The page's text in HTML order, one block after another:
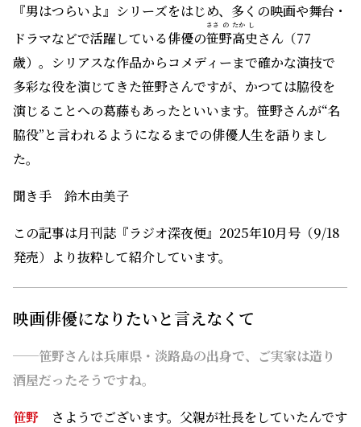
『男はつらいよ』シリーズをはじめ、多くの映画や舞台・
ドラマなどで活躍している俳優の笹
ささ
野
の
高
たか
史
し
さん（77
歳）。シリアスな作品からコメディーまで確かな演技で
多彩な役を演じてきた笹野さんですが、かつては脇役を
演じることへの葛藤もあったといいます。笹野さんが“名
脇役”と言われるようになるまでの俳優人生を語りまし
た。
聞き手 鈴木由美子
この記事は月刊誌『ラジオ深夜便』2025年10月号（9/18
発売）より抜粋して紹介しています。
映画俳優になりたいと言えなくて
──笹野さんは兵庫県・淡路島の出身で、ご実家は造り
酒屋だったそうですね。
笹野 さようでございます。父親が社長をしていたんです